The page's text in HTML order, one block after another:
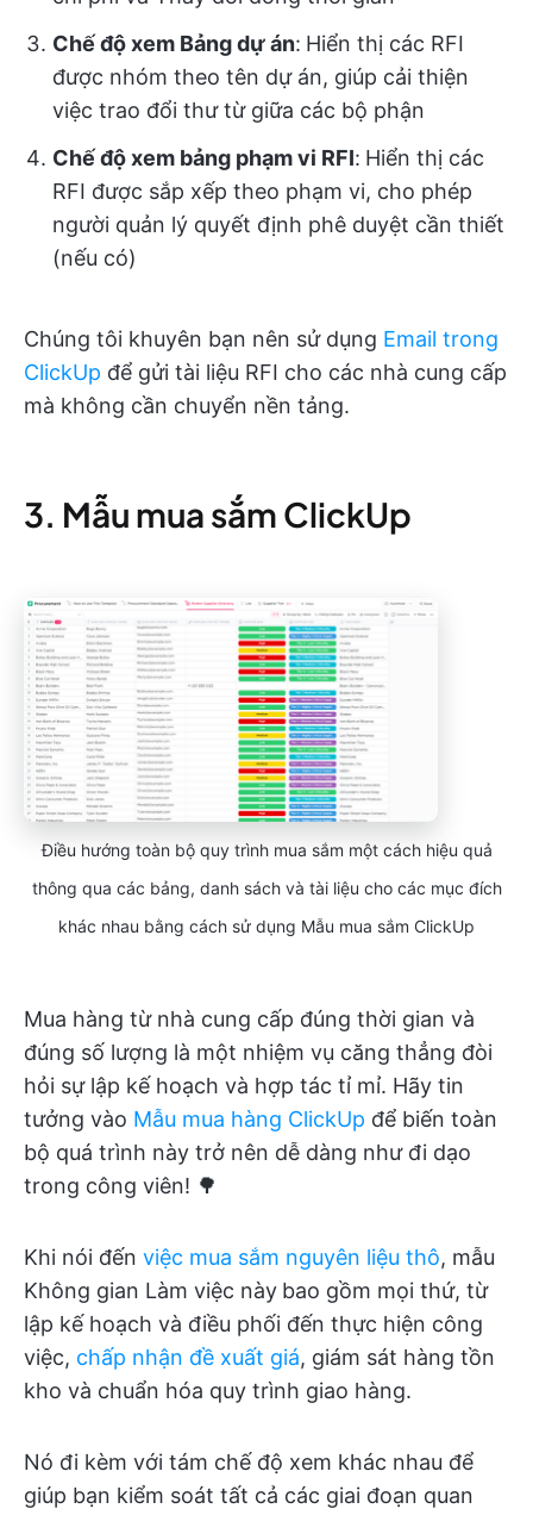
Chế độ xem Bảng dự án: Hiển thị các RFI
được nhóm theo tên dự án, giúp cải thiện
việc trao đổi thư từ giữa các bộ phận
Chế độ xem bảng phạm vi RFI: Hiển thị các
RFI được sắp xếp theo phạm vi, cho phép
người quản lý quyết định phê duyệt cần thiết
(nếu có)
Chúng tôi khuyên bạn nên sử dụng Email trong
ClickUp để gửi tài liệu RFI cho các nhà cung cấp
mà không cần chuyển nền tảng.
3. Mẫu mua sắm ClickUp
Điều hướng toàn bộ quy trình mua sắm một cách hiệu quả
thông qua các bảng, danh sách và tài liệu cho các mục đích
khác nhau bằng cách sử dụng Mẫu mua sắm ClickUp
Mua hàng từ nhà cung cấp đúng thời gian và
đúng số lượng là một nhiệm vụ căng thẳng đòi
hỏi sự lập kế hoạch và hợp tác tỉ mỉ. Hãy tin
tưởng vào Mẫu mua hàng ClickUp để biến toàn
bộ quá trình này trở nên dễ dàng như đi dạo
trong công viên! 🌳
Khi nói đến việc mua sắm nguyên liệu thô, mẫu
Không gian Làm việc này bao gồm mọi thứ, từ
lập kế hoạch và điều phối đến thực hiện công
việc, chấp nhận đề xuất giá, giám sát hàng tồn
kho và chuẩn hóa quy trình giao hàng.
Nó đi kèm với tám chế độ xem khác nhau để
giúp bạn kiểm soát tất cả các giai đoạn quan